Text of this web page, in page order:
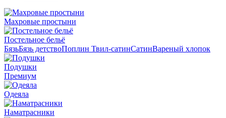
Махровые простыни
Постельное бельё
БязьБязь детствоПоплин Твил-сатинСатинВареный хлопок
Подушки
Премиум
Одеяла
Наматрасники